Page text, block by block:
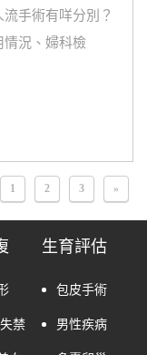
手術有咩分別？
情況、婦科檢
1 2 3 »
禁
生育評估
包皮手術
男性疾病